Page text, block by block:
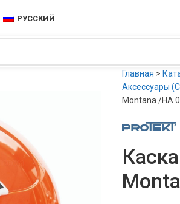
РУССКИЙ
Главная >
Аксессуары
Montana /HA